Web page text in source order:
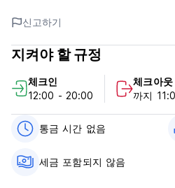
perfect place to relax, reconnect
unforgettable landscapes.
In addition to its scenic outdoor
room, creating a warm and
housekeeping service is
comfort throughout their stay.
After a day of hiking along the
unwind in the hostel’s wellness
sauna, a steam bath, and a pool.
신고하기
지켜야 할 규정
체크인
12:00 - 20:00
체크아웃
까지
통금 시간 없음
세금 포함되지 않음